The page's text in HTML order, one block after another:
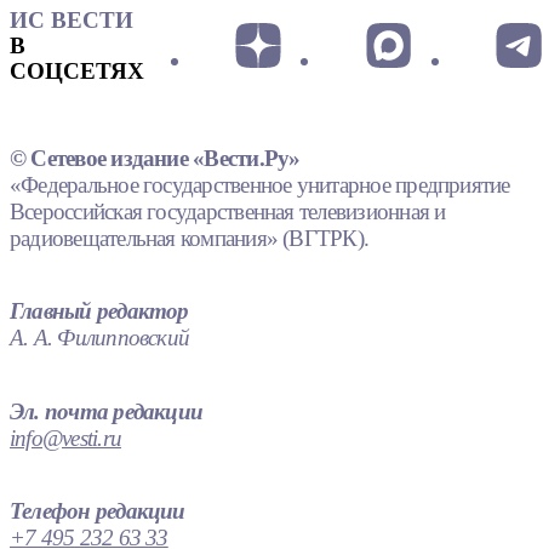
ИС ВЕСТИ
В
СОЦСЕТЯХ
© Сетевое издание «Вести.Ру»
«Федеральное государственное унитарное предприятие
Всероссийская государственная телевизионная и
радиовещательная компания» (ВГТРК).
Главный редактор
А. А. Филипповский
Эл. почта редакции
info@vesti.ru
Телефон редакции
+7 495 232 63 33